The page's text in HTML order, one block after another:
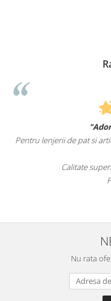
Pentru lenjerii de pat si
Calitate
Nu rata